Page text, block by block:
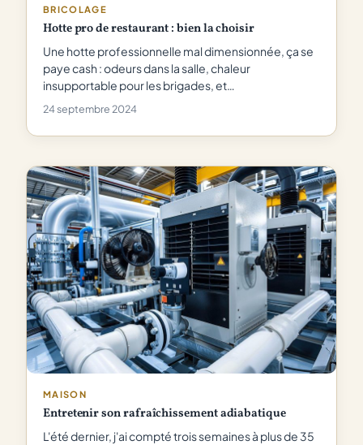
BRICOLAGE
Hotte pro de restaurant : bien la choisir
Une hotte professionnelle mal dimensionnée, ça se
paye cash : odeurs dans la salle, chaleur
insupportable pour les brigades, et…
24 septembre 2024
MAISON
Entretenir son rafraîchissement adiabatique
L'été dernier, j'ai compté trois semaines à plus de 35